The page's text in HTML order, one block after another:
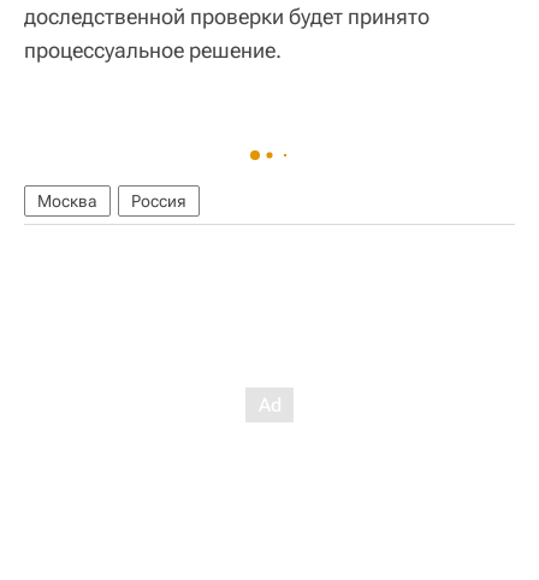
доследственной проверки будет принято
процессуальное решение.
Москва Россия